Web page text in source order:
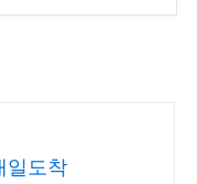
일도착